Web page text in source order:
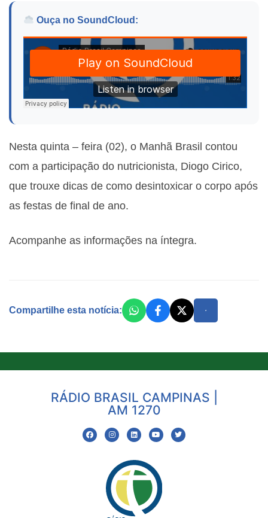
Ouça no SoundCloud:
Nesta quinta – feira (02), o Manhã Brasil contou
com a participação do nutricionista, Diogo Cirico,
que trouxe dicas de como desintoxicar o corpo após
as festas de final de ano.
Acompanhe as informações na íntegra.
Compartilhe esta notícia:
RÁDIO BRASIL CAMPINAS |
AM 1270